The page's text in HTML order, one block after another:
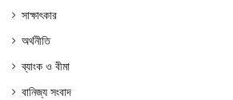
সাক্ষাৎকার
অর্থনীতি
ব্যাংক ও বীমা
বানিজ্য সংবাদ